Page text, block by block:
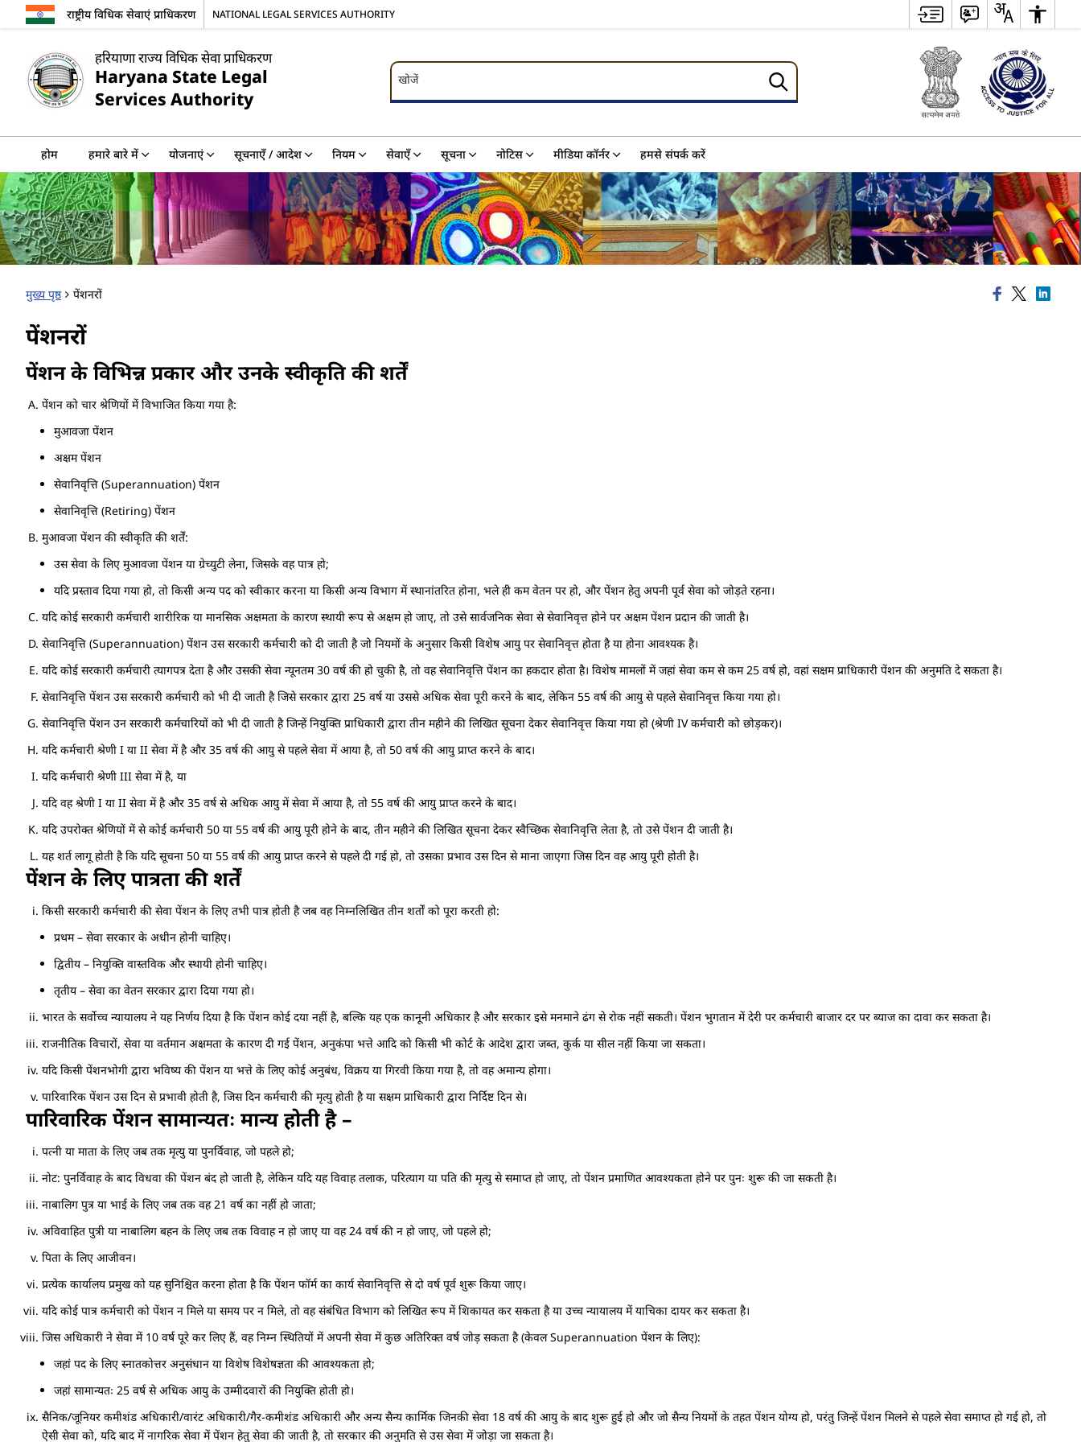
राष्ट्रीय विधिक सेवाएं प्राधिकरण NATIONAL LEGAL SERVICES AUTHORITY
हरियाणा राज्य विधिक सेवा प्राधिकरण
Haryana State Legal
Services Authority
खोजें
खोजें
होम हमारे बारे में योजनाएं सूचनाएँ / आदेश नियम सेवाएँ सूचना नोटिस मीडिया कॉर्नर हमसे संपर्क करें
मुख्य पृष्ठ पेंशनरों
पेंशनरों
पेंशन के विभिन्न प्रकार और उनके स्वीकृति की शर्तें
पेंशन को चार श्रेणियों में विभाजित किया गया है:
मुआवजा पेंशन
अक्षम पेंशन
सेवानिवृत्ति (Superannuation) पेंशन
सेवानिवृत्ति (Retiring) पेंशन
मुआवजा पेंशन की स्वीकृति की शर्तें:
उस सेवा के लिए मुआवजा पेंशन या ग्रेच्युटी लेना, जिसके वह पात्र हो;
यदि प्रस्ताव दिया गया हो, तो किसी अन्य पद को स्वीकार करना या किसी अन्य विभाग में स्थानांतरित होना, भले ही कम वेतन पर हो, और पेंशन हेतु अपनी पूर्व सेवा को जोड़ते रहना।
यदि कोई सरकारी कर्मचारी शारीरिक या मानसिक अक्षमता के कारण स्थायी रूप से अक्षम हो जाए, तो उसे सार्वजनिक सेवा से सेवानिवृत्त होने पर अक्षम पेंशन प्रदान की जाती है।
सेवानिवृत्ति (Superannuation) पेंशन उस सरकारी कर्मचारी को दी जाती है जो नियमों के अनुसार किसी विशेष आयु पर सेवानिवृत्त होता है या होना आवश्यक है।
यदि कोई सरकारी कर्मचारी त्यागपत्र देता है और उसकी सेवा न्यूनतम 30 वर्ष की हो चुकी है, तो वह सेवानिवृत्ति पेंशन का हकदार होता है। विशेष मामलों में जहां सेवा कम से कम 25 वर्ष हो, वहां सक्षम प्राधिकारी पेंशन की अनुमति दे सकता है।
सेवानिवृत्ति पेंशन उस सरकारी कर्मचारी को भी दी जाती है जिसे सरकार द्वारा 25 वर्ष या उससे अधिक सेवा पूरी करने के बाद, लेकिन 55 वर्ष की आयु से पहले सेवानिवृत्त किया गया हो।
सेवानिवृत्ति पेंशन उन सरकारी कर्मचारियों को भी दी जाती है जिन्हें नियुक्ति प्राधिकारी द्वारा तीन महीने की लिखित सूचना देकर सेवानिवृत्त किया गया हो (श्रेणी IV कर्मचारी को छोड़कर)।
यदि कर्मचारी श्रेणी I या II सेवा में है और 35 वर्ष की आयु से पहले सेवा में आया है, तो 50 वर्ष की आयु प्राप्त करने के बाद।
यदि कर्मचारी श्रेणी III सेवा में है, या
यदि वह श्रेणी I या II सेवा में है और 35 वर्ष से अधिक आयु में सेवा में आया है, तो 55 वर्ष की आयु प्राप्त करने के बाद।
यदि उपरोक्त श्रेणियों में से कोई कर्मचारी 50 या 55 वर्ष की आयु पूरी होने के बाद, तीन महीने की लिखित सूचना देकर स्वैच्छिक सेवानिवृत्ति लेता है, तो उसे पेंशन दी जाती है।
यह शर्त लागू होती है कि यदि सूचना 50 या 55 वर्ष की आयु प्राप्त करने से पहले दी गई हो, तो उसका प्रभाव उस दिन से माना जाएगा जिस दिन वह आयु पूरी होती है।
पेंशन के लिए पात्रता की शर्तें
किसी सरकारी कर्मचारी की सेवा पेंशन के लिए तभी पात्र होती है जब वह निम्नलिखित तीन शर्तों को पूरा करती हो:
प्रथम – सेवा सरकार के अधीन होनी चाहिए।
द्वितीय – नियुक्ति वास्तविक और स्थायी होनी चाहिए।
तृतीय – सेवा का वेतन सरकार द्वारा दिया गया हो।
भारत के सर्वोच्च न्यायालय ने यह निर्णय दिया है कि पेंशन कोई दया नहीं है, बल्कि यह एक कानूनी अधिकार है और सरकार इसे मनमाने ढंग से रोक नहीं सकती। पेंशन भुगतान में देरी पर कर्मचारी बाजार दर पर ब्याज का दावा कर सकता है।
राजनीतिक विचारों, सेवा या वर्तमान अक्षमता के कारण दी गई पेंशन, अनुकंपा भत्ते आदि को किसी भी कोर्ट के आदेश द्वारा जब्त, कुर्क या सील नहीं किया जा सकता।
यदि किसी पेंशनभोगी द्वारा भविष्य की पेंशन या भत्ते के लिए कोई अनुबंध, विक्रय या गिरवी किया गया है, तो वह अमान्य होगा।
पारिवारिक पेंशन उस दिन से प्रभावी होती है, जिस दिन कर्मचारी की मृत्यु होती है या सक्षम प्राधिकारी द्वारा निर्दिष्ट दिन से।
पारिवारिक पेंशन सामान्यतः मान्य होती है –
पत्नी या माता के लिए जब तक मृत्यु या पुनर्विवाह, जो पहले हो;
नोट: पुनर्विवाह के बाद विधवा की पेंशन बंद हो जाती है, लेकिन यदि यह विवाह तलाक, परित्याग या पति की मृत्यु से समाप्त हो जाए, तो पेंशन प्रमाणित आवश्यकता होने पर पुनः शुरू की जा सकती है।
नाबालिग पुत्र या भाई के लिए जब तक वह 21 वर्ष का नहीं हो जाता;
अविवाहित पुत्री या नाबालिग बहन के लिए जब तक विवाह न हो जाए या वह 24 वर्ष की न हो जाए, जो पहले हो;
पिता के लिए आजीवन।
प्रत्येक कार्यालय प्रमुख को यह सुनिश्चित करना होता है कि पेंशन फॉर्म का कार्य सेवानिवृत्ति से दो वर्ष पूर्व शुरू किया जाए।
यदि कोई पात्र कर्मचारी को पेंशन न मिले या समय पर न मिले, तो वह संबंधित विभाग को लिखित रूप में शिकायत कर सकता है या उच्च न्यायालय में याचिका दायर कर सकता है।
जिस अधिकारी ने सेवा में 10 वर्ष पूरे कर लिए हैं, वह निम्न स्थितियों में अपनी सेवा में कुछ अतिरिक्त वर्ष जोड़ सकता है (केवल Superannuation पेंशन के लिए):
जहां पद के लिए स्नातकोत्तर अनुसंधान या विशेष विशेषज्ञता की आवश्यकता हो;
जहां सामान्यतः 25 वर्ष से अधिक आयु के उम्मीदवारों की नियुक्ति होती हो।
सैनिक/जूनियर कमीशंड अधिकारी/वारंट अधिकारी/गैर-कमीशंड अधिकारी और अन्य सैन्य कार्मिक जिनकी सेवा 18 वर्ष की आयु के बाद शुरू हुई हो और जो सैन्य नियमों के तहत पेंशन योग्य हो, परंतु जिन्हें पेंशन मिलने से पहले सेवा समाप्त हो गई हो, तो
ऐसी सेवा को, यदि बाद में नागरिक सेवा में पेंशन हेतु सेवा की जाती है, तो सरकार की अनुमति से उस सेवा में जोड़ा जा सकता है।